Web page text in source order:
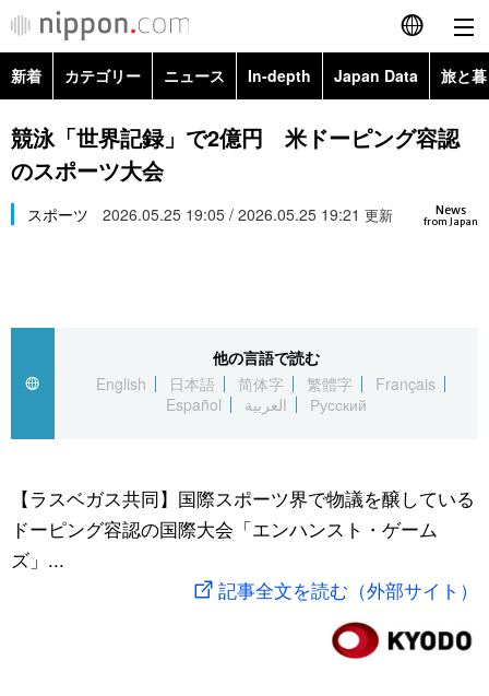
English
简体字
Русский
カテゴリー
経済・ビジネス
国際
文化
トップ
アーカイブ
In-depth
Japan Data
動画/Live
新着 カテゴリー ニュース In-depth Japan Data 旅と
政治・外交
経済・ビジネス
スポーツ・東京2020
Topics
競泳「世界記録」で2億円 米ドーピング容認
のスポーツ大会
News
from Japan
スポーツ 2026.05.25 19:05 / 2026.05.25 19:21 更新
他の言語で読む
English
日本語 简体字 繁體字
Français
Español
العربية Русский
【ラスベガス共同】国際スポーツ界で物議を醸している
ドーピング容認の国際大会「エンハンスト・ゲーム
ズ」...
記事全文を読む（外部サイト）